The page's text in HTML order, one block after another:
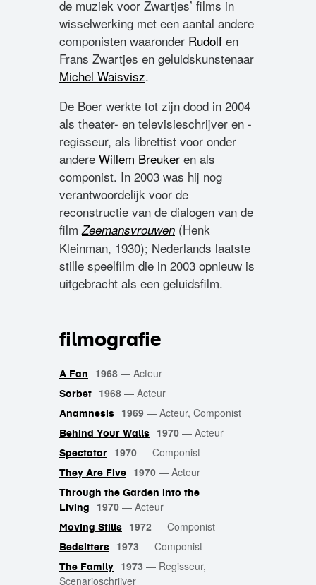
de muziek voor Zwartjes’ films in
wisselwerking met een aantal andere
componisten waaronder Rudolf en
Frans Zwartjes en geluidskunstenaar
Michel Waisvisz.
De Boer werkte tot zijn dood in 2004
als theater- en televisieschrijver en -
regisseur, als librettist voor onder
andere Willem Breuker en als
componist. In 2003 was hij nog
verantwoordelijk voor de
reconstructie van de dialogen van de
filmZeemansvrouwen (Henk
Kleinman, 1930); Nederlands laatste
stille speelfilm die in 2003 opnieuw is
uitgebracht als een geluidsfilm.
filmografie
A Fan 1968 — Acteur
Sorbet 1968 — Acteur
Anamnesis 1969 — Acteur, Componist
Behind Your Walls 1970 — Acteur
Spectator 1970 — Componist
They Are Five 1970 — Acteur
Through the Garden into the
Living
1970 — Acteur
Moving Stills 1972 — Componist
Bedsitters 1973 — Componist
The Family 1973 — Regisseur,
Scenarioschrijver